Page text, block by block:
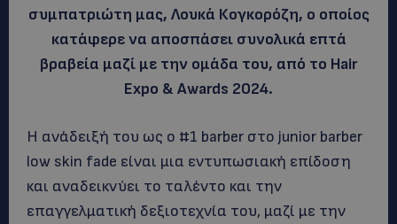
συμπατριώτη μας, Λουκά Κογκορόζη, ο οποίος
κατάφερε να αποσπάσει συνολικά επτά
βραβεία μαζί με την ομάδα του, από το Hair
Expo & Awards 2024.
Η ανάδειξή του ως ο #1 barber στο junior barber
low skin fade είναι μια εντυπωσιακή επίδοση
και αναδεικνύει το ταλέντο και την
επαγγελματική δεξιοτεχνία του, μαζί με την